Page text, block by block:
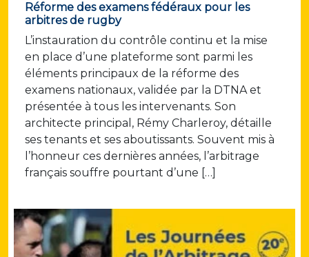
Réforme des examens fédéraux pour les
arbitres de rugby
L’instauration du contrôle continu et la mise
en place d’une plateforme sont parmi les
éléments principaux de la réforme des
examens nationaux, validée par la DTNA et
présentée à tous les intervenants. Son
architecte principal, Rémy Charleroy, détaille
ses tenants et ses aboutissants. Souvent mis à
l’honneur ces dernières années, l’arbitrage
français souffre pourtant d’une […]